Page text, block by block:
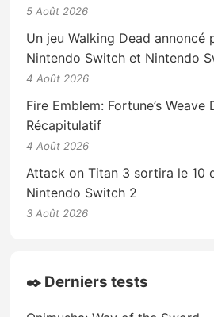
5 Août 2026
Un jeu Walking Dead annoncé
Nintendo Switch et Nintendo
4 Août 2026
Fire Emblem: Fortune’s Weave
Récapitulatif
4 Août 2026
Attack on Titan 3 sortira le 10
Nintendo Switch 2
3 Août 2026
✒️ Derniers tests